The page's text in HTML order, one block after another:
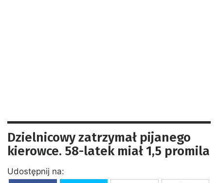
Dzielnicowy zatrzymał pijanego
kierowce. 58-latek miał 1,5 promila
Udostępnij na: